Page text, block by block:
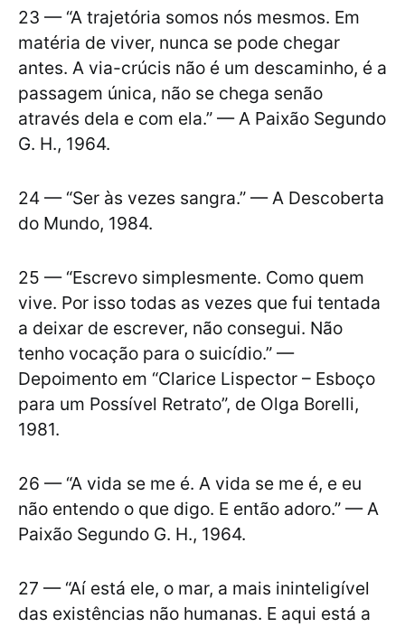
23 — “A trajetória somos nós mesmos. Em
matéria de viver, nunca se pode chegar
antes. A via-crúcis não é um descaminho, é a
passagem única, não se chega senão
através dela e com ela.” — A Paixão Segundo
G. H., 1964.
24 — “Ser às vezes sangra.” — A Descoberta
do Mundo, 1984.
25 — “Escrevo simplesmente. Como quem
vive. Por isso todas as vezes que fui tentada
a deixar de escrever, não consegui. Não
tenho vocação para o suicídio.” —
Depoimento em “Clarice Lispector – Esboço
para um Possível Retrato”, de Olga Borelli,
1981.
26 — “A vida se me é. A vida se me é, e eu
não entendo o que digo. E então adoro.” — A
Paixão Segundo G. H., 1964.
27 — “Aí está ele, o mar, a mais ininteligível
das existências não humanas. E aqui está a